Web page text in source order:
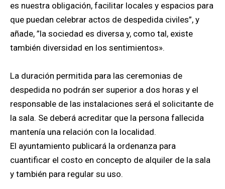
es nuestra obligación, facilitar locales y espacios para
que puedan celebrar actos de despedida civiles”, y
añade, ”la sociedad es diversa y, como tal, existe
también diversidad en los sentimientos».
La duración permitida para las ceremonias de
despedida no podrán ser superior a dos horas y el
responsable de las instalaciones será el solicitante de
la sala. Se deberá acreditar que la persona fallecida
mantenía una relación con la localidad.
El ayuntamiento publicará la ordenanza para
cuantificar el costo en concepto de alquiler de la sala
y también para regular su uso.